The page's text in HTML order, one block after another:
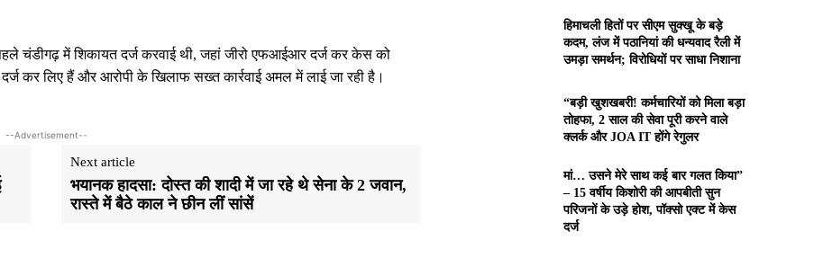
चंडीगढ़ में शिकायत दर्ज करवाई थी, जहां जीरो एफआईआर दर्ज कर केस को
कर लिए हैं और आरोपी के खिलाफ सख्त कार्रवाई अमल में लाई जा रही है।
--Advertisement--
Next article
भयानक हादसा: दोस्त की शादी में जा रहे थे सेना के 2 जवान,
रास्ते में बैठे काल ने छीन लीं सांसें
हिमाचली हितों पर सीएम सुक्खू के बड़े
कदम, लंज में पठानियां की धन्यवाद रैली में
उमड़ा समर्थन; विरोधियों पर साधा निशाना
“बड़ी खुशखबरी! कर्मचारियों को मिला बड़ा
तोहफा, 2 साल की सेवा पूरी करने वाले
क्लर्क और JOA IT होंगे रेगुलर
मां… उसने मेरे साथ कई बार गलत किया”
– 15 वर्षीय किशोरी की आपबीती सुन
परिजनों के उड़े होश, पॉक्सो एक्ट में केस
दर्ज